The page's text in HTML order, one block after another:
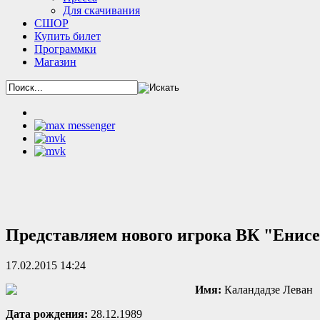
Для скачивания
СШОР
Купить билет
Программки
Магазин
Представляем нового игрока ВК
17.02.2015 14:24
Имя: Каландадзе Леван
Дата рождения: 28.12.1989